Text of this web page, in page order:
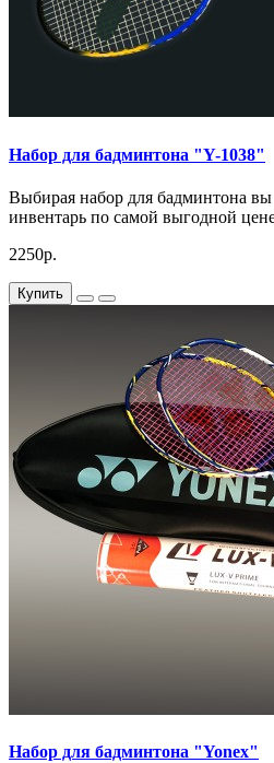
Набор для бадминтона "Y-1038"
Выбирая набор для бадминтона
инвентарь по самой выгодной
2250р.
Купить
Набор для бадминтона "Yonex"